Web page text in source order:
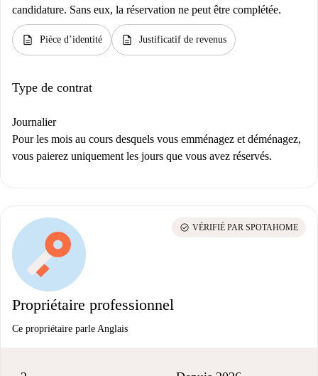
candidature. Sans eux, la réservation ne peut être complétée.
description Pièce d’identité description Justificatif de revenus
Type de contrat
Journalier
Pour les mois au cours desquels vous emménagez et déménagez,
vous paierez uniquement les jours que vous avez réservés.
Propriétaire professionnel
Ce propriétaire parle Anglais
check_circle VÉRIFIÉ PAR SPOTAHOME